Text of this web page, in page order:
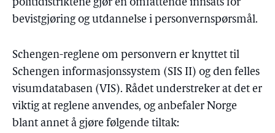
politidistriktene gjør en omfattende innsats for
bevistgjøring og utdannelse i personvernspørsmål.
Schengen-reglene om personvern er knyttet til
Schengen informasjonssystem (SIS II) og den felles
visumdatabasen (VIS). Rådet understreker at det er
viktig at reglene anvendes, og anbefaler Norge
blant annet å gjøre følgende tiltak: